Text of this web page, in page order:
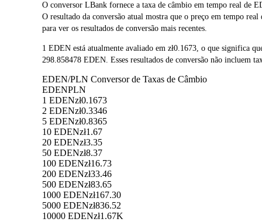
O conversor LBank fornece a taxa de câmbio em tempo real de
O resultado da conversão atual mostra que o preço em tempo
para ver os resultados de conversão mais recentes.
1 EDEN está atualmente avaliado em zł0.1673, o que significa
298.858478 EDEN. Esses resultados de conversão não incluem
EDEN/PLN Conversor de Taxas de Câmbio
EDENPLN
1 EDENzł0.1673
2 EDENzł0.3346
5 EDENzł0.8365
10 EDENzł1.67
20 EDENzł3.35
50 EDENzł8.37
100 EDENzł16.73
200 EDENzł33.46
500 EDENzł83.65
1000 EDENzł167.30
5000 EDENzł836.52
10000 EDENzł1.67K